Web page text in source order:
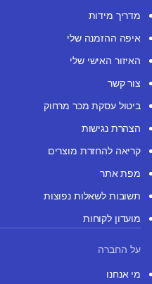
מדריך מידות
איפה ההזמנה שלי
האיזור האישי שלי
צור קשר
ביטול עסקת מכר מרחוק
הצהרת נגישות
קריאה להחזרת מוצרים
מפת אתר
תשובות לשאלות נפוצות
מועדון לקוחות
על החברה
מי אנחנו